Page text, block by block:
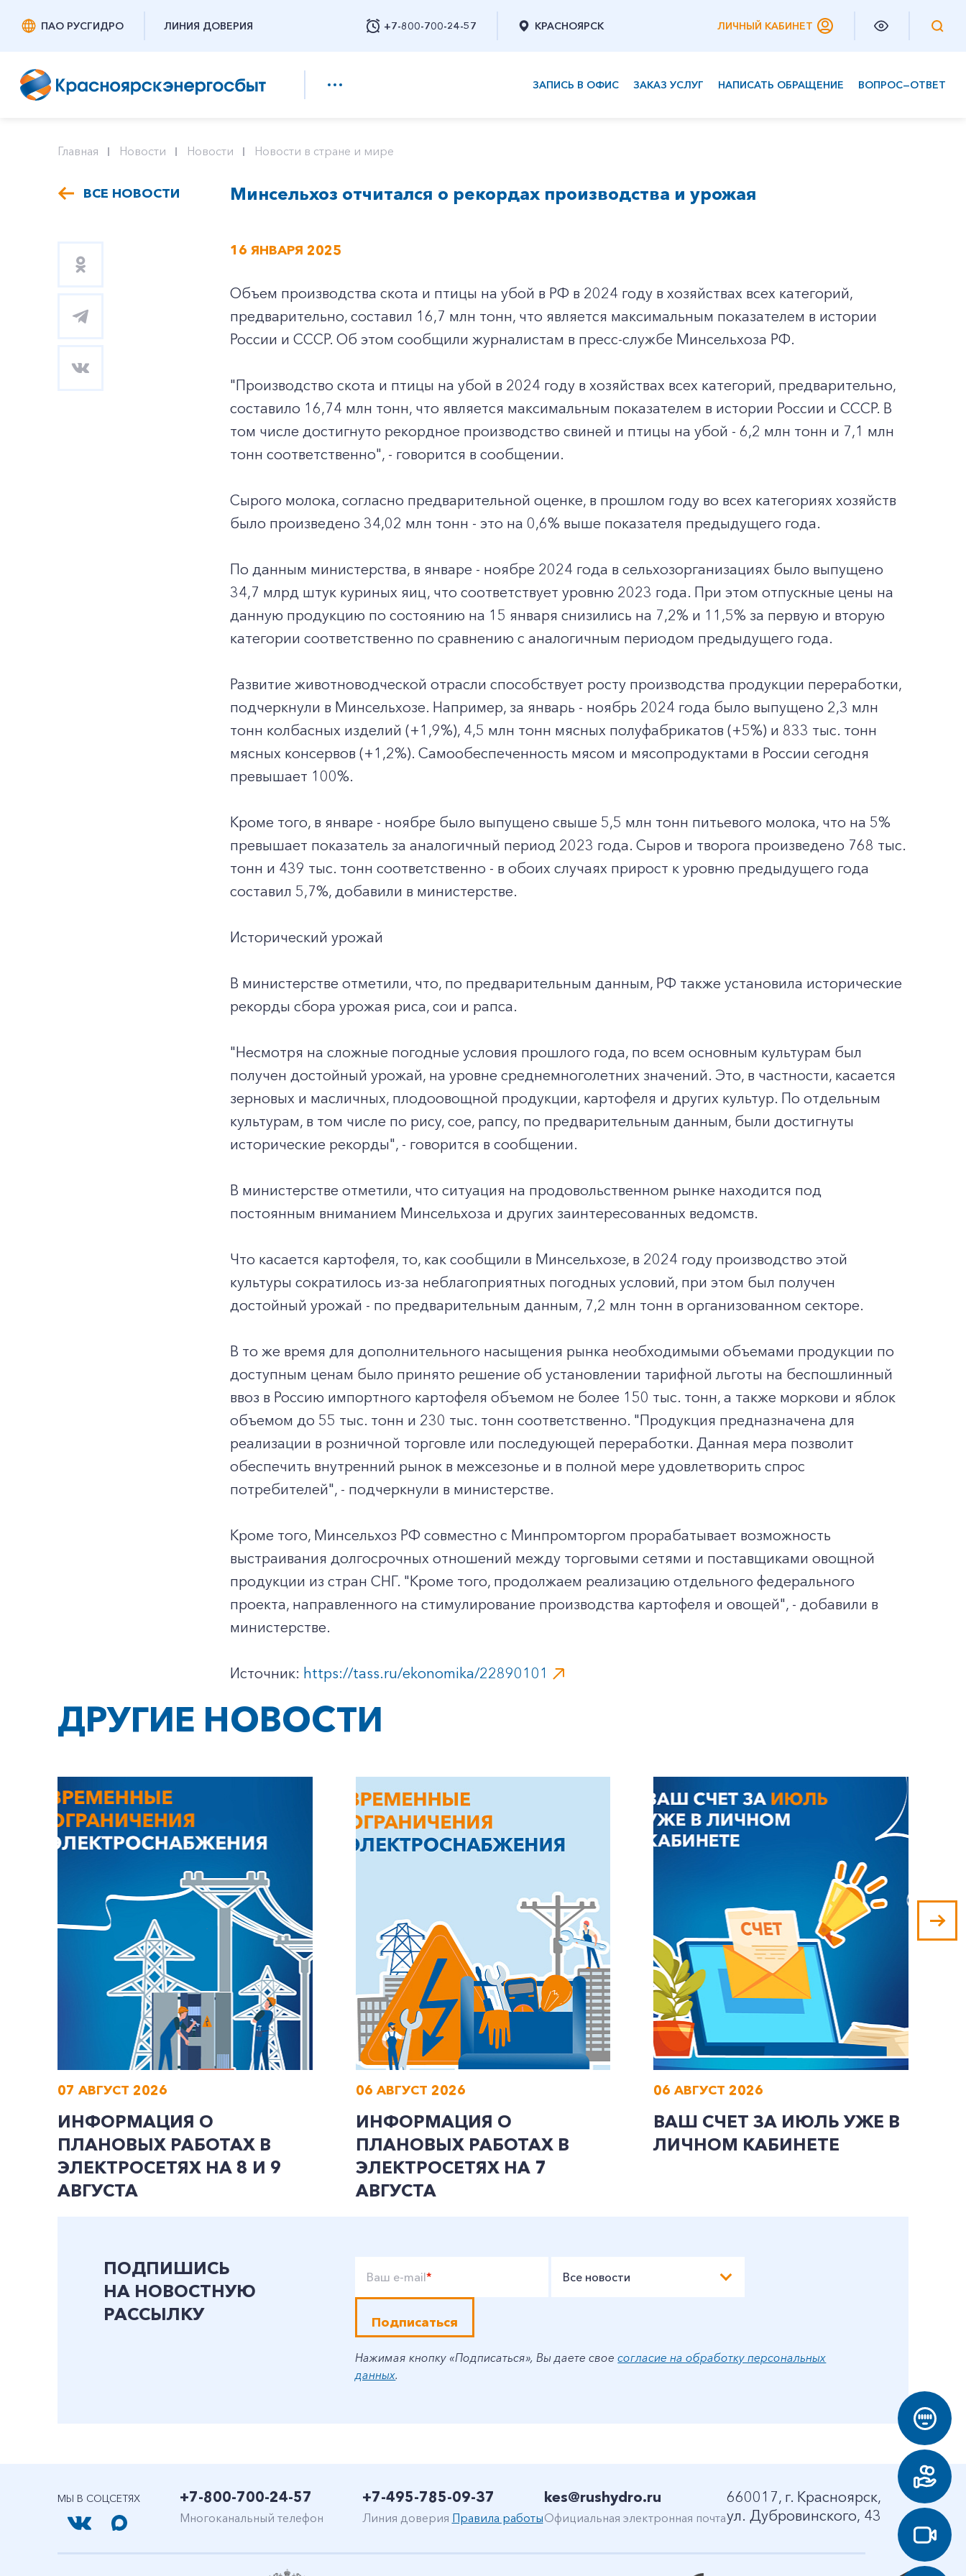
ПАО РУСГИДРО ЛИНИЯ ДОВЕРИЯ +7-800-700-24-57
Заказать обратный звонок
КРАСНОЯРСК ЛИЧНЫЙ КАБИНЕТ
ЗАПИСЬ В ОФИС ЗАКАЗ УСЛУГ НАПИСАТЬ ОБРАЩЕНИЕ ВОПРОС—ОТВЕТ
+7-800-700-24-57
Заказать обратный звонок
Частным клиентам
Корпоративным клиентам
Главная Новости Новости Новости в стране и мире
ВСЕ НОВОСТИ Минсельхоз отчитался о рекордах производства и урожая
16 ЯНВАРЯ 2025
Объем производства скота и птицы на убой в РФ в 2024 году в хозяйствах всех категорий,
предварительно, составил 16,7 млн тонн, что является максимальным показателем в истории
России и СССР. Об этом сообщили журналистам в пресс-службе Минсельхоза РФ.
"Производство скота и птицы на убой в 2024 году в хозяйствах всех категорий, предварительно,
составило 16,74 млн тонн, что является максимальным показателем в истории России и СССР. В
том числе достигнуто рекордное производство свиней и птицы на убой - 6,2 млн тонн и 7,1 млн
тонн соответственно", - говорится в сообщении.
Сырого молока, согласно предварительной оценке, в прошлом году во всех категориях хозяйств
было произведено 34,02 млн тонн - это на 0,6% выше показателя предыдущего года.
По данным министерства, в январе - ноябре 2024 года в сельхозорганизациях было выпущено
34,7 млрд штук куриных яиц, что соответствует уровню 2023 года. При этом отпускные цены на
данную продукцию по состоянию на 15 января снизились на 7,2% и 11,5% за первую и вторую
категории соответственно по сравнению с аналогичным периодом предыдущего года.
Развитие животноводческой отрасли способствует росту производства продукции переработки,
подчеркнули в Минсельхозе. Например, за январь - ноябрь 2024 года было выпущено 2,3 млн
тонн колбасных изделий (+1,9%), 4,5 млн тонн мясных полуфабрикатов (+5%) и 833 тыс. тонн
мясных консервов (+1,2%). Самообеспеченность мясом и мясопродуктами в России сегодня
превышает 100%.
Кроме того, в январе - ноябре было выпущено свыше 5,5 млн тонн питьевого молока, что на 5%
превышает показатель за аналогичный период 2023 года. Сыров и творога произведено 768 тыс.
тонн и 439 тыс. тонн соответственно - в обоих случаях прирост к уровню предыдущего года
составил 5,7%, добавили в министерстве.
Исторический урожай
В министерстве отметили, что, по предварительным данным, РФ также установила исторические
рекорды сбора урожая риса, сои и рапса.
"Несмотря на сложные погодные условия прошлого года, по всем основным культурам был
получен достойный урожай, на уровне среднемноголетних значений. Это, в частности, касается
зерновых и масличных, плодоовощной продукции, картофеля и других культур. По отдельным
культурам, в том числе по рису, сое, рапсу, по предварительным данным, были достигнуты
исторические рекорды", - говорится в сообщении.
В министерстве отметили, что ситуация на продовольственном рынке находится под
постоянным вниманием Минсельхоза и других заинтересованных ведомств.
Что касается картофеля, то, как сообщили в Минсельхозе, в 2024 году производство этой
культуры сократилось из-за неблагоприятных погодных условий, при этом был получен
достойный урожай - по предварительным данным, 7,2 млн тонн в организованном секторе.
В то же время для дополнительного насыщения рынка необходимыми объемами продукции по
доступным ценам было принято решение об установлении тарифной льготы на беспошлинный
ввоз в Россию импортного картофеля объемом не более 150 тыс. тонн, а также моркови и яблок
объемом до 55 тыс. тонн и 230 тыс. тонн соответственно. "Продукция предназначена для
реализации в розничной торговле или последующей переработки. Данная мера позволит
обеспечить внутренний рынок в межсезонье и в полной мере удовлетворить спрос
потребителей", - подчеркнули в министерстве.
Кроме того, Минсельхоз РФ совместно с Минпромторгом прорабатывает возможность
выстраивания долгосрочных отношений между торговыми сетями и поставщиками овощной
продукции из стран СНГ. "Кроме того, продолжаем реализацию отдельного федерального
проекта, направленного на стимулирование производства картофеля и овощей", - добавили в
министерстве.
Источник: https://tass.ru/ekonomika/22890101
ДРУГИЕ НОВОСТИ
07 АВГУСТ 2026
ИНФОРМАЦИЯ О
ПЛАНОВЫХ РАБОТАХ В
ЭЛЕКТРОСЕТЯХ НА 8 И 9
АВГУСТА
06 АВГУСТ 2026
ИНФОРМАЦИЯ О
ПЛАНОВЫХ РАБОТАХ В
ЭЛЕКТРОСЕТЯХ НА 7
АВГУСТА
06 АВГУСТ 2026
ВАШ СЧЕТ ЗА ИЮЛЬ УЖЕ В
ЛИЧНОМ КАБИНЕТЕ
ПОДПИШИСЬ
НА НОВОСТНУЮ
РАССЫЛКУ
Ваш e-mail* Все новости
Подписаться
Нажимая кнопку «Подписаться», Вы даете своесогласие на обработку персональных
данных.
МЫ В СОЦСЕТЯХ +7-800-700-24-57
Многоканальный телефон
+7-495-785-09-37
Линия доверия Правила работы
kes@rushydro.ru
Официальная электронная почта
660017, г. Красноярск,
ул. Дубровинского, 43